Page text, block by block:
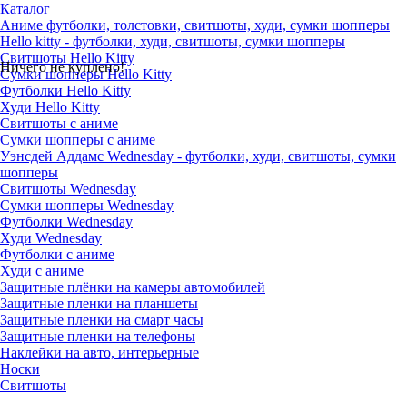
Ничего не куплено!
Каталог
Аниме футболки, толстовки, свитшоты, худи, сумки шопперы
Hello kitty - футболки, худи, свитшоты, сумки шопперы
Свитшоты Hello Kitty
Сумки шопперы Hello Kitty
Футболки Hello Kitty
Худи Hello Kitty
Свитшоты с аниме
Сумки шопперы с аниме
Уэнсдей Аддамс Wednesday - футболки, худи, свитшоты, сумки
шопперы
Свитшоты Wednesday
Сумки шопперы Wednesday
Футболки Wednesday
Худи Wednesday
Футболки с аниме
Худи с аниме
Защитные плёнки на камеры автомобилей
Защитные пленки на планшеты
Защитные пленки на смарт часы
Защитные пленки на телефоны
Наклейки на авто, интерьерные
Носки
Свитшоты